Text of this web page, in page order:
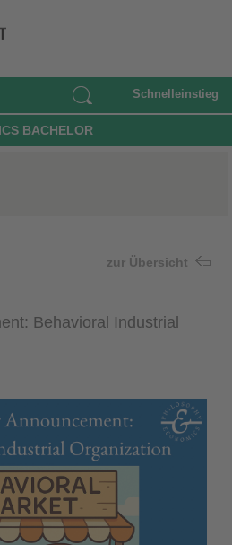
Schnelleinstieg
BACHELOR
zur Übersicht
Behavioral Industrial